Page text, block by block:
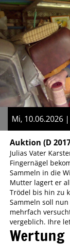
Mi, 10.06.2026
Auktion (D
Julias Vater
Fingernägel
Sammeln in die
Mutter lagert er
Trödel bis hin zu
Sammeln soll
mehrfach
vergeblich. Ihre
Wertung